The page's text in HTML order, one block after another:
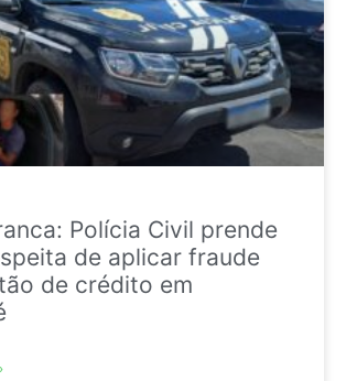
Polícia Civil prende
de aplicar fraude
de crédito em